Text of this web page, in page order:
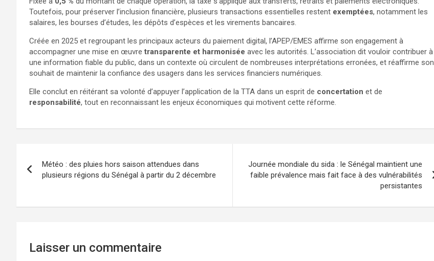
Toutefois, pour préserver l’inclusion financière, plusieurs transactions essentielles restent exemptées, notamment les
salaires, les bourses d’études, les dépôts d’espèces et les virements bancaires.
Créée en 2025 et regroupant les principaux acteurs du paiement digital, l’APEP/EMES affirme son engagement à
accompagner une mise en œuvretransparente et harmonisée avec les autorités. L’association dit vouloir contribuer à
une information fiable du public, dans un contexte où circulent de nombreuses interprétations erronées, et réaffirme son
souhait de maintenir la confiance des usagers dans les services financiers numériques.
Elle conclut en réitérant sa volonté d’appuyer l’application de la TTA dans un esprit de concertation et de
responsabilité, tout en reconnaissant les enjeux économiques qui motivent cette réforme.
Météo : des pluies hors saison attendues dans
plusieurs régions du Sénégal à partir du 2 décembre
Journée mondiale du sida : le Sénégal maintient une
faible prévalence mais fait face à des vulnérabilités
persistantes
Laisser un commentaire